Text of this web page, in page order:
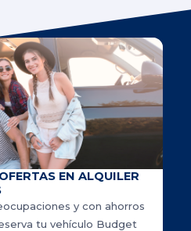
EN ALQUILER
y con ahorros
tu vehículo Budget